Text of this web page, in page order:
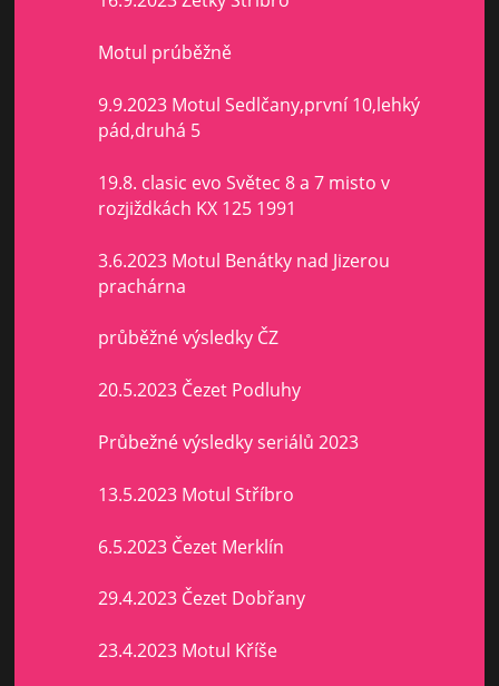
Motul prúběžně
9.9.2023 Motul Sedlčany,první 10,lehký
pád,druhá 5
19.8. clasic evo Světec 8 a 7 misto v
rozjiždkách KX 125 1991
3.6.2023 Motul Benátky nad Jizerou
prachárna
průběžné výsledky ČZ
20.5.2023 Čezet Podluhy
Průbežné výsledky seriálů 2023
13.5.2023 Motul Stříbro
6.5.2023 Čezet Merklín
29.4.2023 Čezet Dobřany
23.4.2023 Motul Kříše